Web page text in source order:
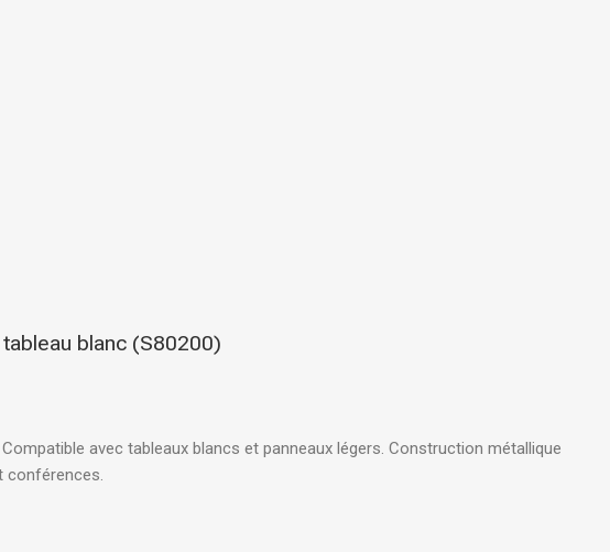
blanc (S80200)
Compatible avec tableaux blancs et panneaux légers. Construction métallique
conférences.